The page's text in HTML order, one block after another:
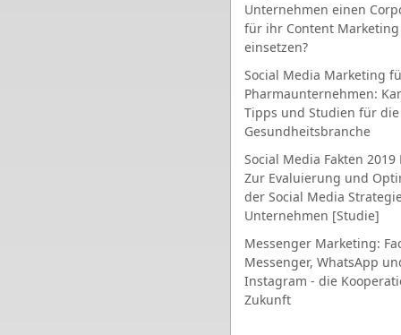
Unternehmen einen
für ihr Content Marketing
einsetzen?
Social Media Marketing
Pharmaunternehmen:
Tipps und Studien für die
Gesundheitsbranche
Social Media Fakten 2019
Zur Evaluierung und
der Social Media
Unternehmen [Studie]
Messenger Marketing:
Messenger, WhatsApp
Instagram - die
Zukunft